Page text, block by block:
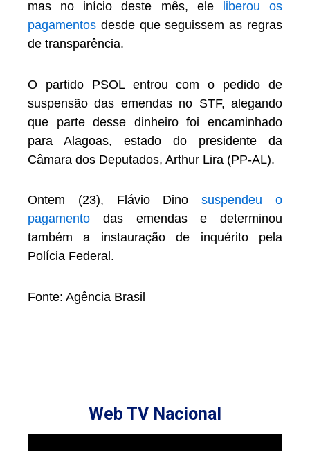
mas no início deste mês, ele
liberou os
pagamentos desde que seguissem as regras
de transparência.
O partido PSOL entrou com o pedido de
suspensão das emendas no STF, alegando
que parte desse dinheiro foi encaminhado
para Alagoas, estado do presidente da
Câmara dos Deputados, Arthur Lira (PP-AL).
Ontem (23), Flávio Dinosuspendeu o
pagamento das emendas e determinou
também a instauração de inquérito pela
Polícia Federal.
Fonte: Agência Brasil
Web TV Nacional